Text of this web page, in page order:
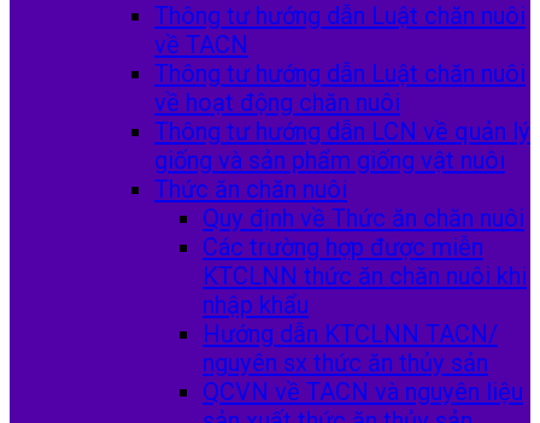
Thông tư hướng dẫn Luật chăn nuôi
về TACN
Thông tư hướng dẫn Luật chăn nuôi
về hoạt động chăn nuôi
Thông tư hướng dẫn LCN về quản lý
giống và sản phẩm giống vật nuôi
Thức ăn chăn nuôi
Quy định về Thức ăn chăn nuôi
Các trường hợp được miễn
KTCLNN thức ăn chăn nuôi khi
nhập khẩu
Hướng dẫn KTCLNN TACN/
nguyên sx thức ăn thủy sản
QCVN về TACN và nguyên liệu